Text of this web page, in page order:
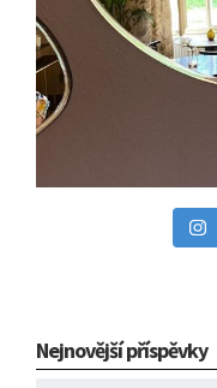
Nejnovější příspěvky